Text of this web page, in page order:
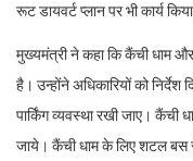
रूट डायवर्ट प्लान पर भी कार्य
मुख्यमंत्री ने कहा कि कैंची धाम और
है। उन्होंने अधिकारियों को
पार्किंग व्यवस्था रखी जाए। कैंची
जाये। कैंची धाम के लिए शटल बस